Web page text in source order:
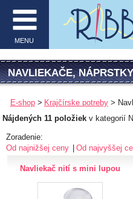
VYHĽADÁVANIE
MENU
O firme
E-shop
Inšpirácie
Obchodné podmienky
MENU
NAVLIEKAČE, NÁPRSTKY
E-shop Krajčírske potreby
Nájdených 11 položiek v kategorií
Zoradenie:
Od najnižšej ceny
Od najvyššej
Navliekač nití s mini lupou